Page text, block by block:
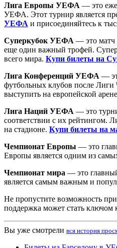
Лига Европы УЕФА — это
УЕФА. Этот турнир является
УЕФА и присоединяйтесь к
Суперкубок УЕФА — это матч
еще один важный трофей.
всего мира. Купи билеты на
Лига Конференций УЕФА —
футбольных клубов после
выступить на европейской
Лига Наций УЕФА — это
соответствии с их рейтингом.
на стадионе. Купи билеты на
Чемпионат Европы — это
Европы является одним из
Чемпионат мира — это
является самым важным и
Не пропустите возможность
поддержка может стать ключом
Вы уже смотрели вся история